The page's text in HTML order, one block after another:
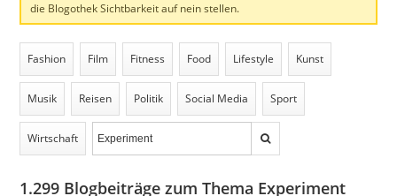
die Blogothek Sichtbarkeit auf nein stellen.
Fashion Film Fitness Food Lifestyle Kunst
Musik Reisen Politik Social Media Sport
Wirtschaft
1.299 Blogbeiträge zum Thema Experiment